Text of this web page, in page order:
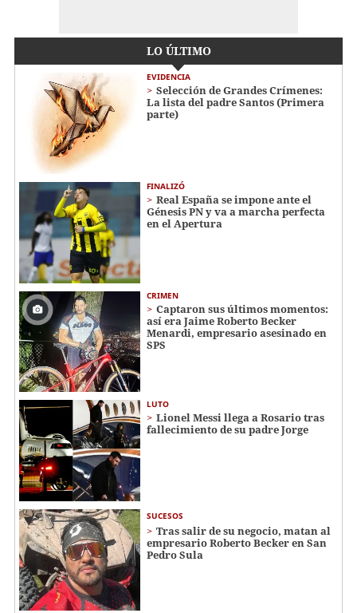
LO ÚLTIMO
EVIDENCIA
Selección de Grandes Crímenes:
La lista del padre Santos (Primera
parte)
FINALIZÓ
Real España se impone ante el
Génesis PN y va a marcha perfecta
en el Apertura
CRIMEN
Captaron sus últimos momentos:
así era Jaime Roberto Becker
Menardi​​​, empresario asesinado en
SPS
LUTO
Lionel Messi llega a Rosario tras
fallecimiento de su padre Jorge
SUCESOS
Tras salir de su negocio, matan al
empresario Roberto Becker en San
Pedro Sula